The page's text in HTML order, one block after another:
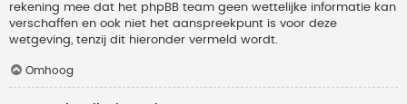
rekening mee dat het phpBB team geen wettelijke informatie kan
verschaffen en ook niet het aanspreekpunt is voor deze
wetgeving, tenzij dit hieronder vermeld wordt.
Omhoog